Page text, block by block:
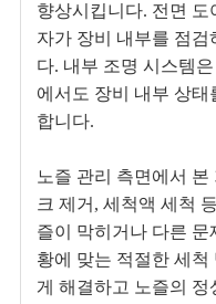
향상시킵니다. 전면
자가 장비 내부를 점검
다. 내부 조명 시스템
에서도 장비 내부 상
합니다.
노즐 관리 측면에서
크 제거, 세척액 세척
즐이 막히거나 다른
황에 맞는 적절한 세
게 해결하고 노즐의 정